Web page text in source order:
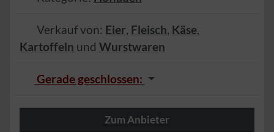
Verkauf von: Eier, Fleisch, Käse,
Kartoffeln und Wurstwaren
Gerade geschlossen:
Zum Anbieter